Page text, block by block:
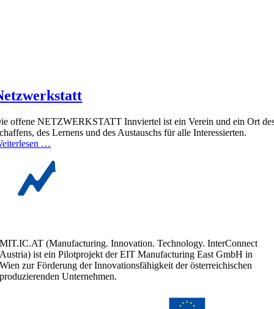
offene NETZWERKSTATT Innviertel ist ein Verein und ein Ort
des Lernens und des Austauschs für alle Interessierten.
…
MIT.IC.AT (Manufacturing. Innovation. Technology. InterConnect
Austria) ist ein Pilotprojekt der EIT Manufacturing East GmbH in
Wien zur Förderung der Innovationsfähigkeit der österreichischen
produzierenden Unternehmen.